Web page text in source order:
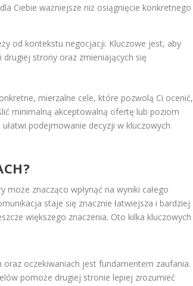
Ciebie ważniejsze niż osiągnięcie konkretnego
od kontekstu negocjacji. Kluczowe jest, aby
strony oraz zmieniających się
mierzalne cele, które pozwolą Ci ocenić,
minimalną akceptowalną ofertę lub poziom
podejmowanie decyzji w kluczowych
znacząco wpłynąć na wyniki całego
staje się znacznie łatwiejsza i bardziej
większego znaczenia. Oto kilka kluczowych
oczekiwaniach jest fundamentem zaufania.
pomoże drugiej stronie lepiej zrozumieć